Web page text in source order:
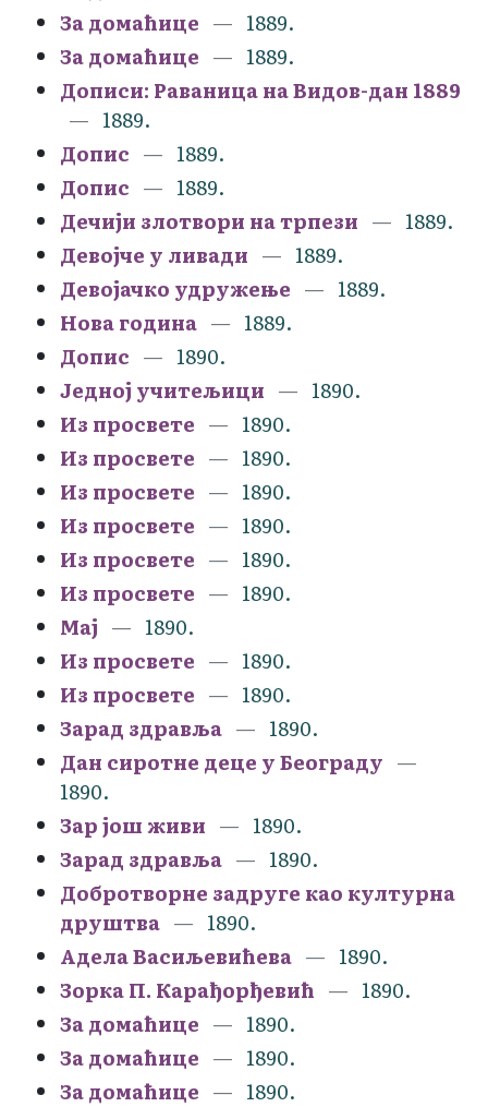
За домаћице
1889.
За домаћице
1889.
Дописи: Раваница на Видов-дан 1889
1889.
Допис
1889.
Допис
1889.
Дечији злотвори на трпези
1889.
Девојче у ливади
1889.
Девојачко удружење
1889.
Нова година
1889.
Допис
1890.
Једној учитељици
1890.
Из просвете
1890.
Из просвете
1890.
Из просвете
1890.
Из просвете
1890.
Из просвете
1890.
Из просвете
1890.
Мај
1890.
Из просвете
1890.
Из просвете
1890.
Зарад здравља
1890.
Дан сиротне деце у Београду
1890.
Зар још живи
1890.
Зарад здравља
1890.
Добротворне задруге као културна
друштва
1890.
Адела Васиљевићева
1890.
Зорка П. Карађорђевић
1890.
За домаћице
1890.
За домаћице
1890.
За домаћице
1890.